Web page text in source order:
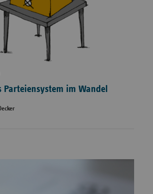
Parteiensystem im Wandel